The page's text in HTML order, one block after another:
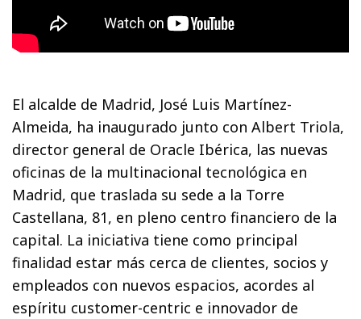
El alcalde de Madrid, José Luis Martínez-
Almeida, ha inaugurado junto con Albert Triola,
director general de Oracle Ibérica, las nuevas
oficinas de la multinacional tecnológica en
Madrid, que traslada su sede a la Torre
Castellana, 81, en pleno centro financiero de la
capital. La iniciativa tiene como principal
finalidad estar más cerca de clientes, socios y
empleados con nuevos espacios, acordes al
espíritu customer-centric e innovador de